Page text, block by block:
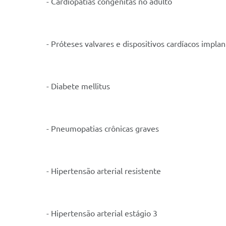
- Próteses valvares e dispositivos cardíacos
- Diabete mellitus
- Pneumopatias crônicas graves
- Hipertensão arterial resistente
- Hipertensão arterial estágio 3